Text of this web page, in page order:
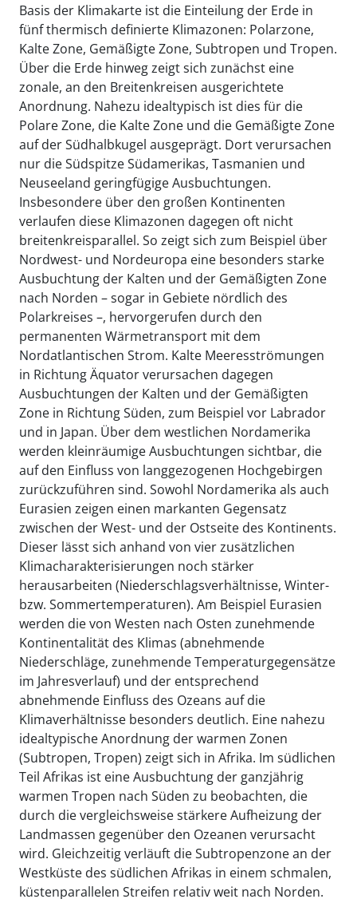
Basis der Klimakarte ist die Einteilung der Erde in
fünf thermisch definierte Klimazonen: Polarzone,
Kalte Zone, Gemäßigte Zone, Subtropen und Tropen.
Über die Erde hinweg zeigt sich zunächst eine
zonale, an den Breitenkreisen ausgerichtete
Anordnung. Nahezu idealtypisch ist dies für die
Polare Zone, die Kalte Zone und die Gemäßigte Zone
auf der Südhalbkugel ausgeprägt. Dort verursachen
nur die Südspitze Südamerikas, Tasmanien und
Neuseeland geringfügige Ausbuchtungen.
Insbesondere über den großen Kontinenten
verlaufen diese Klimazonen dagegen oft nicht
breitenkreisparallel. So zeigt sich zum Beispiel über
Nordwest- und Nordeuropa eine besonders starke
Ausbuchtung der Kalten und der Gemäßigten Zone
nach Norden – sogar in Gebiete nördlich des
Polarkreises –, hervorgerufen durch den
permanenten Wärmetransport mit dem
Nordatlantischen Strom. Kalte Meeresströmungen
in Richtung Äquator verursachen dagegen
Ausbuchtungen der Kalten und der Gemäßigten
Zone in Richtung Süden, zum Beispiel vor Labrador
und in Japan. Über dem westlichen Nordamerika
werden kleinräumige Ausbuchtungen sichtbar, die
auf den Einfluss von langgezogenen Hochgebirgen
zurückzuführen sind. Sowohl Nordamerika als auch
Eurasien zeigen einen markanten Gegensatz
zwischen der West- und der Ostseite des Kontinents.
Dieser lässt sich anhand von vier zusätzlichen
Klimacharakterisierungen noch stärker
herausarbeiten (Niederschlagsverhältnisse, Winter-
bzw. Sommertemperaturen). Am Beispiel Eurasien
werden die von Westen nach Osten zunehmende
Kontinentalität des Klimas (abnehmende
Niederschläge, zunehmende Temperaturgegensätze
im Jahresverlauf) und der entsprechend
abnehmende Einfluss des Ozeans auf die
Klimaverhältnisse besonders deutlich. Eine nahezu
idealtypische Anordnung der warmen Zonen
(Subtropen, Tropen) zeigt sich in Afrika. Im südlichen
Teil Afrikas ist eine Ausbuchtung der ganzjährig
warmen Tropen nach Süden zu beobachten, die
durch die vergleichsweise stärkere Aufheizung der
Landmassen gegenüber den Ozeanen verursacht
wird. Gleichzeitig verläuft die Subtropenzone an der
Westküste des südlichen Afrikas in einem schmalen,
küstenparallelen Streifen relativ weit nach Norden.